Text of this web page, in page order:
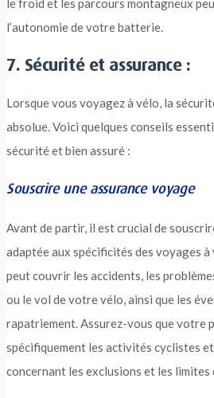
le froid et les parcours montagneux
l’autonomie de votre batterie.
7. Sécurité et assurance :
Lorsque vous voyagez à vélo, la
absolue. Voici quelques conseils
sécurité et bien assuré :
Souscrire une assurance voyage
Avant de partir, il est crucial de
adaptée aux spécificités des voyages
peut couvrir les accidents, les
ou le vol de votre vélo, ainsi que les
rapatriement. Assurez-vous que votre
spécifiquement les activités cyclistes
concernant les exclusions et les limites